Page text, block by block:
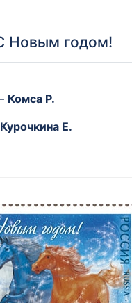
Новым годом!
Комса Р.
Курочкина Е.